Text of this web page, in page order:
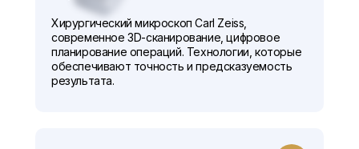
Хирургический микроскоп Carl Zeiss,
современное 3D-сканирование, цифровое
планирование операций. Технологии, которые
обеспечивают точность и предсказуемость
результата.